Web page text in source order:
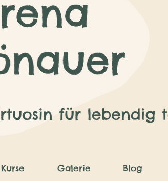
Kurse Galerie Blog